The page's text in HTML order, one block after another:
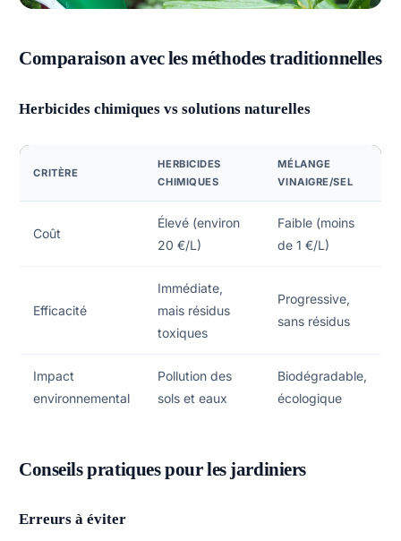
Comparaison avec les méthodes traditionnelles
Herbicides chimiques vs solutions naturelles
CRITÈRE
HERBICIDES
CHIMIQUES
MÉLANGE
VINAIGRE/SEL
Coût
Élevé (environ
20 €/L)
Faible (moins
de 1 €/L)
Efficacité
Immédiate,
mais résidus
toxiques
Progressive,
sans résidus
Impact
environnemental
Pollution des
sols et eaux
Biodégradable,
écologique
Conseils pratiques pour les jardiniers
Erreurs à éviter